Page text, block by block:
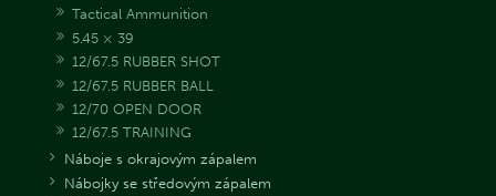
Tactical Ammunition
5.45 × 39
12/67.5 RUBBER SHOT
12/67.5 RUBBER BALL
12/70 OPEN DOOR
12/67.5 TRAINING
Náboje s okrajovým zápalem
Nábojky se středovým zápalem